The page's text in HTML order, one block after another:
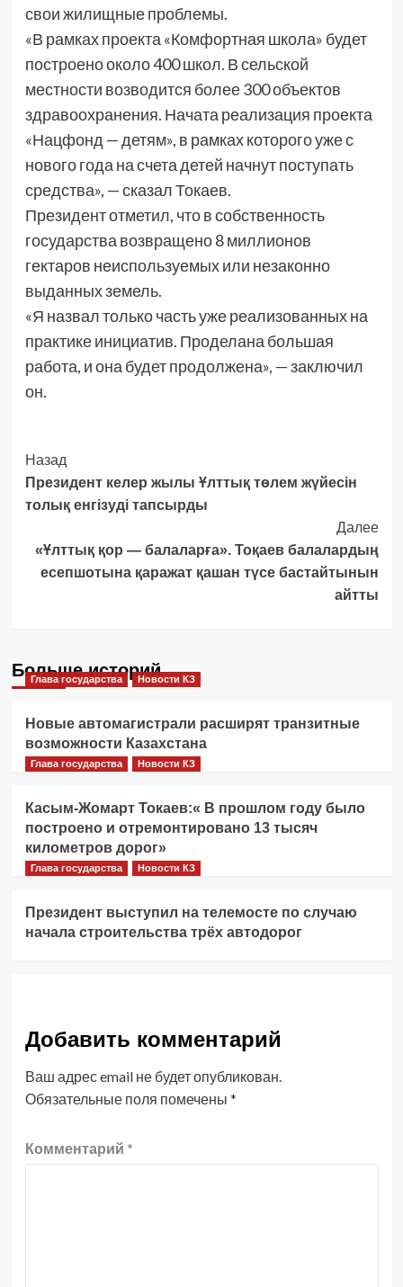
свои жилищные проблемы.
«В рамках проекта «Комфортная школа» будет
построено около 400 школ. В сельской
местности возводится более 300 объектов
здравоохранения. Начата реализация проекта
«Нацфонд — детям», в рамках которого уже с
нового года на счета детей начнут поступать
средства», — сказал Токаев.
Президент отметил, что в собственность
государства возвращено 8 миллионов
гектаров неиспользуемых или незаконно
выданных земель.
«Я назвал только часть уже реализованных на
практике инициатив. Проделана большая
работа, и она будет продолжена», — заключил
он.
Post
Navigation
Назад
Президент келер жылы Ұлттық төлем жүйесін
толық енгізуді тапсырды
Далее
«Ұлттық қор — балаларға». Тоқаев балалардың
есепшотына қаражат қашан түсе бастайтынын
айтты
Больше историй
Глава государства Новости КЗ
Новые автомагистрали расширят транзитные
возможности Казахстана
Глава государства Новости КЗ
Касым-Жомарт Токаев:« В прошлом году было
построено и отремонтировано 13 тысяч
километров дорог»
Глава государства Новости КЗ
Президент выступил на телемосте по случаю
начала строительства трёх автодорог
Добавить комментарий
Ваш адрес email не будет опубликован.
Обязательные поля помечены *
Комментарий *